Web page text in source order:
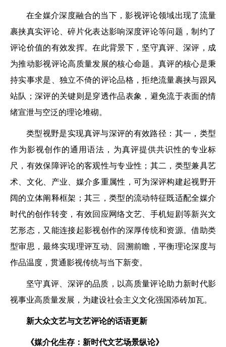
在全媒介深度融合的当下，影视评论领域出现了流量
裹挟真实评论、碎片化表达影响深度评论等问题，制约了
评论价值的有效发挥。在此背景下，坚守真评、深评，成
为推动影视评论高质量发展的核心命题。真评的核心是秉
持实事求是、独立不倚的评论品格，拒绝流量裹挟与跟风
站队；深评的关键则是穿透作品表象，避免流于表面的情
绪宣泄与空泛的理论堆砌。
类型视野是实现真评与深评的有效路径：其一，类型
作为影视创作的通用语法，为真评提供共识性的专业标
尺，有效保障评论的客观性与专业性；其二，类型兼具艺
术、文化、产业、媒介多重属性，可为深评构建起视野开
阔的立体阐释框架；其三，类型的流动特征既适配全媒介
时代的创作转变，有效回应网络文艺、手机短剧等新兴文
艺形态，又能连接起影视创作的深厚传统和资源。借助类
型审思，最终实现理评互动、回溯前瞻，平衡理论深度与
作品温度，贯通影视传统与当下新变。
坚守真评、深评的品质，以高质量评论助力新时代影
视事业高质量发展，为建设社会主义文化强国添砖加瓦。
新大众文艺与文艺评论的话语更新
《媒介化生存： 新时代文艺场景纵论》